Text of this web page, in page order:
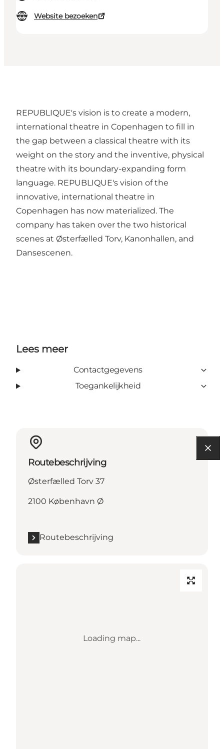
Website bezoeken
REPUBLIQUE's vision is to create a modern,
international theatre in Copenhagen to fill in
the gap between a classical theatre with its
weight on the story and the inventive, physical
theatre with its boundary-expanding form
language. REPUBLIQUE's vision of the
innovative, international theatre in
Copenhagen has now materialized. The
company has taken over the two historical
scenes at Østerfælled Torv, Kanonhallen, and
Dansescenen.
Lees meer
Contactgegevens
Toegankelijkheid
Routebeschrijving
Østerfælled Torv 37
2100 København Ø
Routebeschrijving
Loading map...